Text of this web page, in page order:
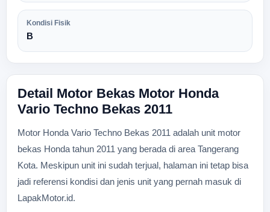
Kondisi Fisik
B
Detail Motor Bekas Motor Honda
Vario Techno Bekas 2011
Motor Honda Vario Techno Bekas 2011 adalah unit motor
bekas Honda tahun 2011 yang berada di area Tangerang
Kota. Meskipun unit ini sudah terjual, halaman ini tetap bisa
jadi referensi kondisi dan jenis unit yang pernah masuk di
LapakMotor.id.